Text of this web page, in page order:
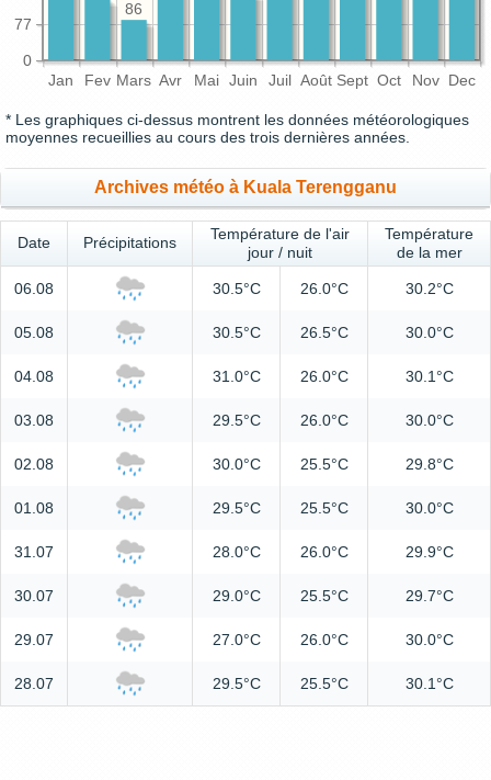
Jan Fev Mars Avr Mai Juin Juil Août Sept Oct Nov Dec
0
77
86
* Les graphiques ci-dessus montrent les données météorologiques
moyennes recueillies au cours des trois dernières années.
Archives météo à Kuala Terengganu
Date Précipitations
Température de l'air
jour / nuit
Température
de la mer
06.08 30.5°C 26.0°C 30.2°C
05.08 30.5°C 26.5°C 30.0°C
04.08 31.0°C 26.0°C 30.1°C
03.08 29.5°C 26.0°C 30.0°C
02.08 30.0°C 25.5°C 29.8°C
01.08 29.5°C 25.5°C 30.0°C
31.07 28.0°C 26.0°C 29.9°C
30.07 29.0°C 25.5°C 29.7°C
29.07 27.0°C 26.0°C 30.0°C
28.07 29.5°C 25.5°C 30.1°C